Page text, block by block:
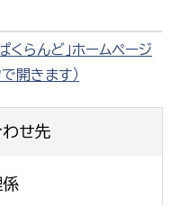
くらんど」ホームページ
開きます）
せ先
係